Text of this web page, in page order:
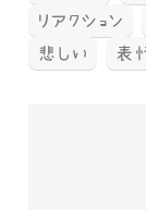
リアクション
悲しい
表